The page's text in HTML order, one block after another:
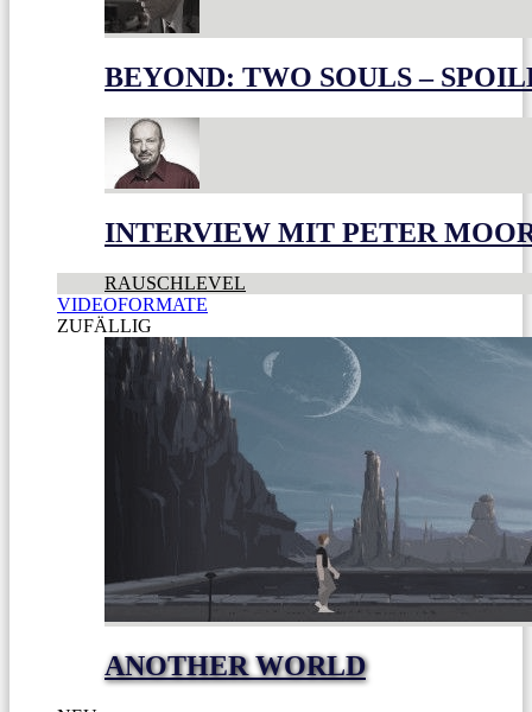
BEYOND: TWO SOULS –
INTERVIEW MIT PETER
RAUSCHLEVEL
VIDEOFORMATE
ZUFÄLLIG
ANOTHER WORLD